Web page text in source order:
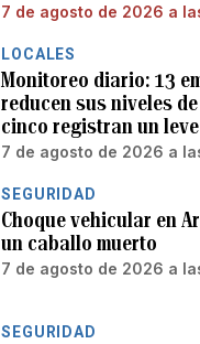
7 de agosto de 2026 a
LOCALES
Monitoreo diario: 13
reducen sus niveles
cinco registran un
7 de agosto de 2026 a
SEGURIDAD
Choque vehicular en
un caballo muerto
7 de agosto de 2026 a
SEGURIDAD